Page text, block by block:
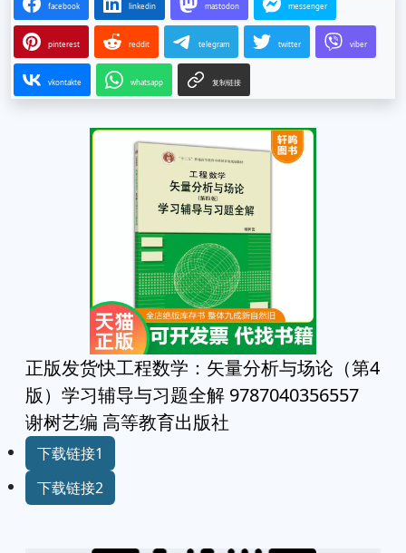
facebook linkedin mastodon messenger
pinterest reddit telegram twitter viber
vkontakte whatsapp 复制链接
正版发货快工程数学：矢量分析与场论（第4
版）学习辅导与习题全解 9787040356557
谢树艺编 高等教育出版社
下载链接1
下载链接2